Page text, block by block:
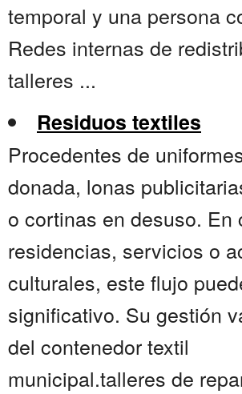
temporal y una persona
Redes internas de
talleres ...
Residuos textiles
Procedentes de
donada, lonas
o cortinas en desuso. En
residencias, servicios o
culturales, este flujo
significativo. Su gestión
del contenedor textil
municipal.talleres de